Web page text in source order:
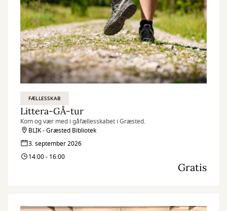
FÆLLESSKAB
Littera-GÅ-tur
Kom og vær med i gåfællesskabet i Græsted.
BLIK - Græsted Bibliotek
3. september 2026
14:00 - 16:00
Gratis